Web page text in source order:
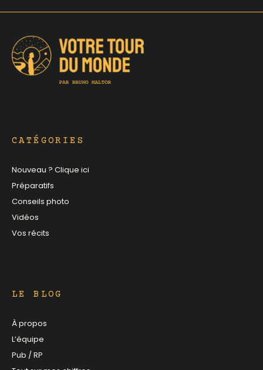
CATÉGORIES
Nouveau ? Clique ici
Préparatifs
Conseils photo
Vidéos
Vos récits
LE BLOG
À propos
L’équipe
Pub / RP